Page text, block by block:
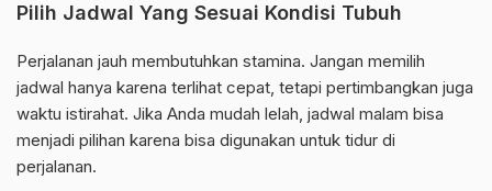
Pilih Jadwal Yang Sesuai Kondisi Tubuh
Perjalanan jauh membutuhkan stamina. Jangan memilih
jadwal hanya karena terlihat cepat, tetapi pertimbangkan juga
waktu istirahat. Jika Anda mudah lelah, jadwal malam bisa
menjadi pilihan karena bisa digunakan untuk tidur di
perjalanan.